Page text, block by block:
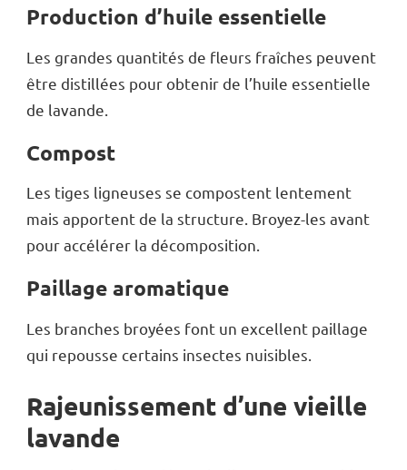
Production d’huile essentielle
Les grandes quantités de fleurs fraîches peuvent
être distillées pour obtenir de l’huile essentielle
de lavande.
Compost
Les tiges ligneuses se compostent lentement
mais apportent de la structure. Broyez-les avant
pour accélérer la décomposition.
Paillage aromatique
Les branches broyées font un excellent paillage
qui repousse certains insectes nuisibles.
Rajeunissement d’une vieille
lavande